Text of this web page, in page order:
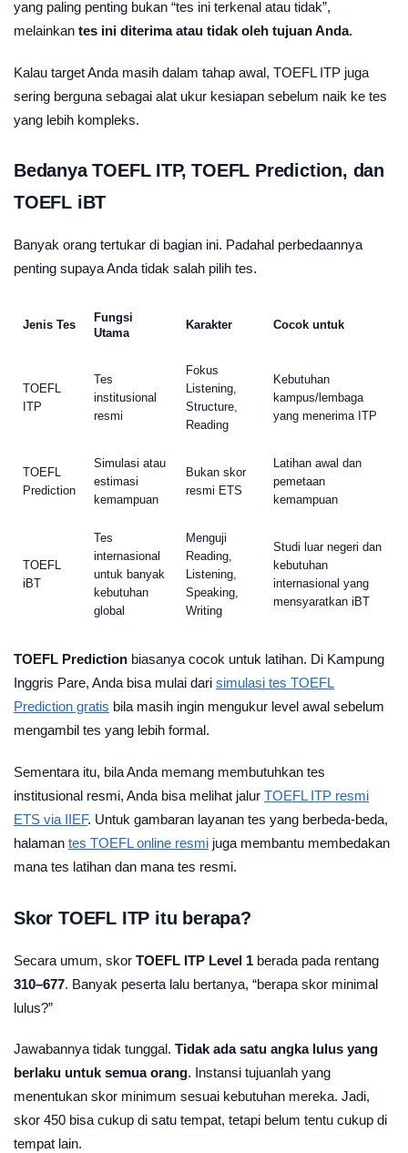
yang paling penting bukan “tes ini terkenal atau tidak”,
melainkan tes ini diterima atau tidak oleh tujuan Anda.
Kalau target Anda masih dalam tahap awal, TOEFL ITP juga
sering berguna sebagai alat ukur kesiapan sebelum naik ke tes
yang lebih kompleks.
Bedanya TOEFL ITP, TOEFL Prediction, dan
TOEFL iBT
Banyak orang tertukar di bagian ini. Padahal perbedaannya
penting supaya Anda tidak salah pilih tes.
Jenis Tes
Fungsi
Utama
Karakter Cocok untuk
TOEFL
ITP
Tes
institusional
resmi
Fokus
Listening,
Structure,
Reading
Kebutuhan
kampus/lembaga
yang menerima ITP
TOEFL
Prediction
Simulasi atau
estimasi
kemampuan
Bukan skor
resmi ETS
Latihan awal dan
pemetaan
kemampuan
TOEFL
iBT
Tes
internasional
untuk banyak
kebutuhan
global
Menguji
Reading,
Listening,
Speaking,
Writing
Studi luar negeri dan
kebutuhan
internasional yang
mensyaratkan iBT
TOEFL Prediction biasanya cocok untuk latihan. Di Kampung
Inggris Pare, Anda bisa mulai dari simulasi tes TOEFL
Prediction gratis bila masih ingin mengukur level awal sebelum
mengambil tes yang lebih formal.
Sementara itu, bila Anda memang membutuhkan tes
institusional resmi, Anda bisa melihat jalur TOEFL ITP resmi
ETS via IIEF. Untuk gambaran layanan tes yang berbeda-beda,
halaman tes TOEFL online resmi juga membantu membedakan
mana tes latihan dan mana tes resmi.
Skor TOEFL ITP itu berapa?
Secara umum, skor TOEFL ITP Level 1 berada pada rentang
310–677. Banyak peserta lalu bertanya, “berapa skor minimal
lulus?”
Jawabannya tidak tunggal. Tidak ada satu angka lulus yang
berlaku untuk semua orang. Instansi tujuanlah yang
menentukan skor minimum sesuai kebutuhan mereka. Jadi,
skor 450 bisa cukup di satu tempat, tetapi belum tentu cukup di
tempat lain.